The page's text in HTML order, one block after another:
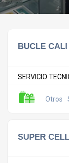
BUCLE CALI
SERVICIO
Otros
SUPER